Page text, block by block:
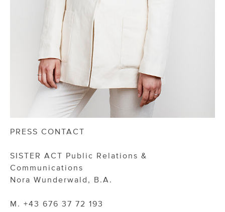
PRESS CONTACT
SISTER ACT Public Relations &
Communications
Nora Wunderwald, B.A.
M. +43 676 37 72 193